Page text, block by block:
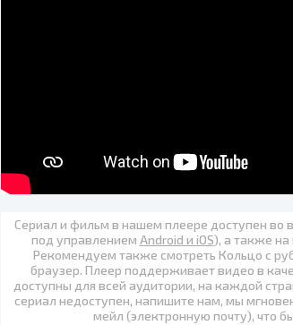
Сериал и фильм в нашем плеере доступен во
под управлением Android и iOS), а также на
Рекомендуем также смотреть Кольцо с
браузер. Плеер поддерживает видео в
доступны для всей аудитории, на каждой
сериал недоступен, напишите нам, мы
мейл (электронную почту), что